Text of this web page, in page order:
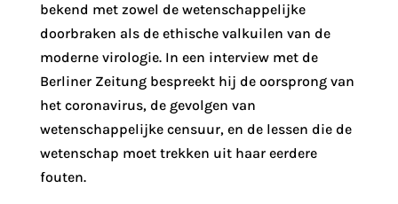
bekend met zowel de wetenschappelijke
doorbraken als de ethische valkuilen van de
moderne virologie. In een interview met de
Berliner Zeitung bespreekt hij de oorsprong van
het coronavirus, de gevolgen van
wetenschappelijke censuur, en de lessen die de
wetenschap moet trekken uit haar eerdere
fouten.